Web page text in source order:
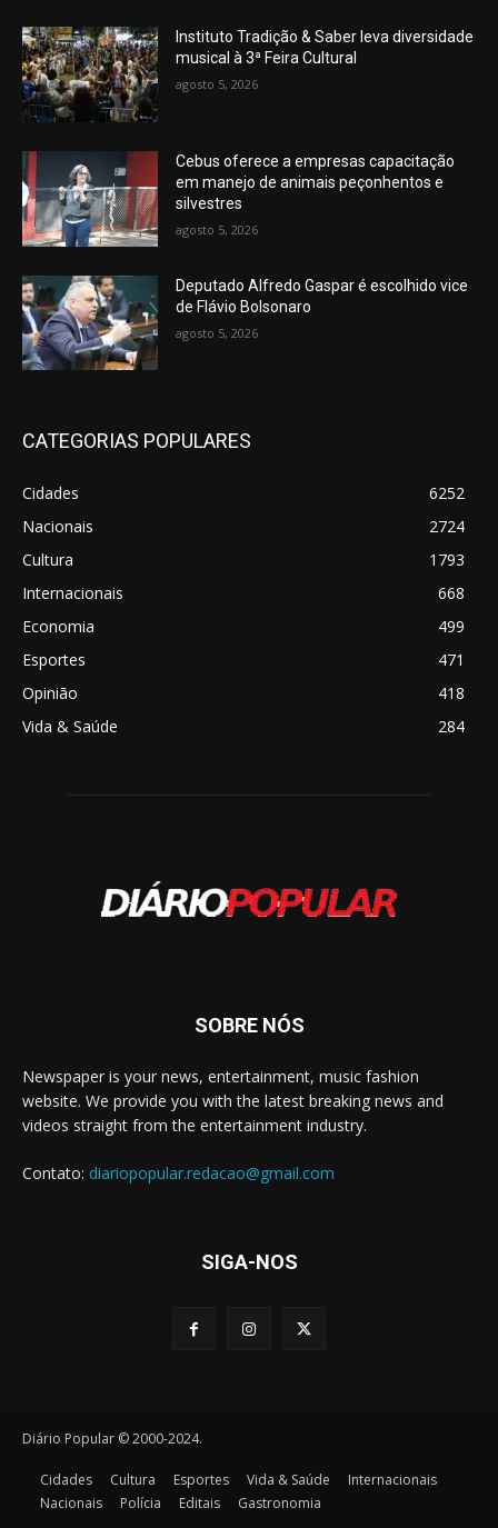
Instituto Tradição & Saber leva diversidade
musical à 3ª Feira Cultural
agosto 5, 2026
Cebus oferece a empresas capacitação
em manejo de animais peçonhentos e
silvestres
agosto 5, 2026
Deputado Alfredo Gaspar é escolhido vice
de Flávio Bolsonaro
agosto 5, 2026
CATEGORIAS POPULARES
Cidades
6252
Nacionais
2724
Cultura
1793
Internacionais
668
Economia
499
Esportes
471
Opinião
418
Vida & Saúde
284
SOBRE NÓS
Newspaper is your news, entertainment, music fashion
website. We provide you with the latest breaking news and
videos straight from the entertainment industry.
Contato: diariopopular.redacao@gmail.com
SIGA-NOS
Diário Popular © 2000-2024.
Cidades Cultura Esportes Vida & Saúde
Internacionais
Nacionais
Polícia Editais Gastronomia